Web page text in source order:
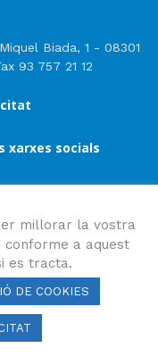
Biada, 1 - 08301
93 757 21 12
xarxes socials
© Tots els drets
millorar la vostra
conforme a aquest
es tracta.
DE COOKIES